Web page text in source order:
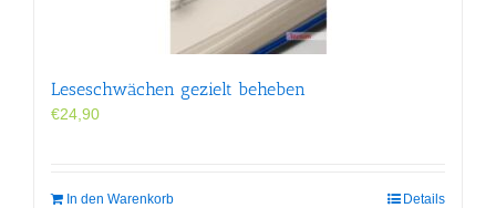
der
Produktseite
gewählt
werden
Leseschwächen gezielt beheben
€24,90
In den Warenkorb Details